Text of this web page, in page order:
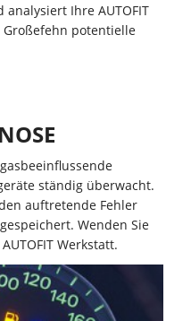
Ihre AUTOFIT
Großefehn potentielle
ständig überwacht.
auftretende Fehler
Wenden Sie
Werkstatt.